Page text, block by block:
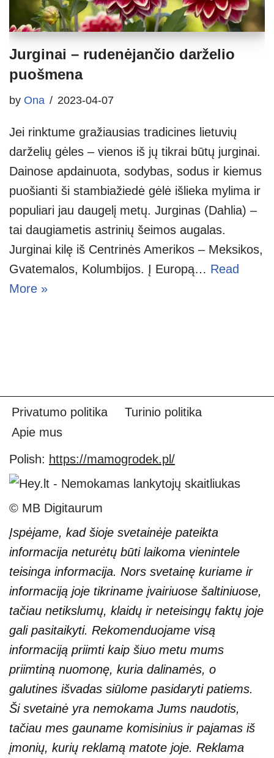
Jurginai – rudenėjančio darželio
puošmena
by Ona 2023-04-07
Jei rinktume gražiausias tradicines lietuvių
darželių gėles – vienos iš jų tikrai būtų jurginai.
Dainose apdainuota, sodybas, sodus ir kiemus
puošianti ši stambiažiedė gėlė išlieka mylima ir
populiari jau daugelį metų. Jurginas (Dahlia) –
tai daugiametis astrinių šeimos augalas.
Jurginai kilę iš Centrinės Amerikos – Meksikos,
Gvatemalos, Kolumbijos. Į Europą… Read
More »
Privatumo politika
Turinio politika
Apie mus
Polish: https://mamogrodek.pl/
© MB Digitaurum
Įspėjame, kad šioje svetainėje pateikta
informacija neturėtų būti laikoma vienintele
teisinga informacija. Nors svetainę kuriame ir
informaciją joje tikriname įvairiuose šaltiniuose,
tačiau netikslumų, klaidų ir neteisingų faktų joje
gali pasitaikyti. Rekomenduojame visą
informaciją priimti kaip šiuo metu mums
priimtiną nuomonę, kuria dalinamės, o
galutines išvadas siūlome pasidaryti patiems.
Ši svetainė yra nemokama Jums naudotis,
tačiau mes gauname komisinius ir pajamas iš
įmonių, kurių reklamą matote joje. Reklama